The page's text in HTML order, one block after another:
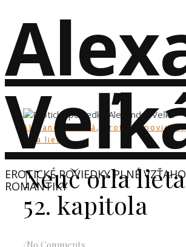
EROTICKÉ POVIEDKY PLNÉ
ROMANTIKY
Alexandra Veľká , erotické poviedky
orla lietať
Neuč orla
52. kapitola